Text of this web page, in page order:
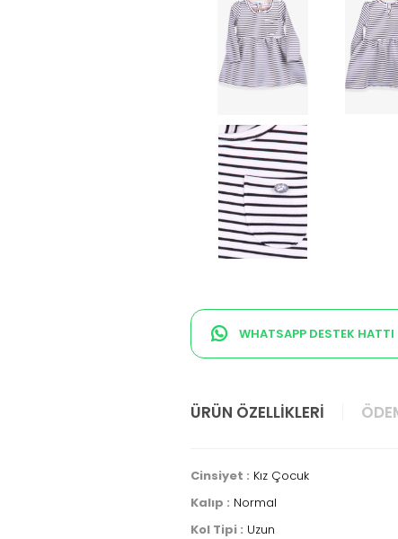
WHATSAPP DESTEK HATTI
ÜRÜN ÖZELLIKLERI
Cinsiyet : Kız Çocuk
Kalıp : Normal
Kol Tipi : Uzun